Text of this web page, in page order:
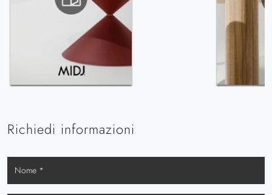
Richiedi informazioni